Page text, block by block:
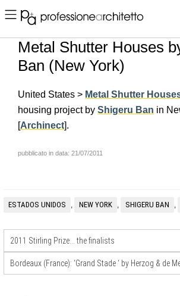
Home ▪ news ▪ en ▪ Metal Shutter Houses by
Metal Shutter Houses
Ban (New York)
United States > Metal Shutter
housing project by Shigeru Ban in
[Archinect].
pubblicato in data: 21/07/2011
ESTADOS UNIDOS , NEW YORK , SHIGERU BAN ,
2011 Stirling Prize… the finalists
Bordeaux (France): ‘Grand Stade ‘ by Herzog & de